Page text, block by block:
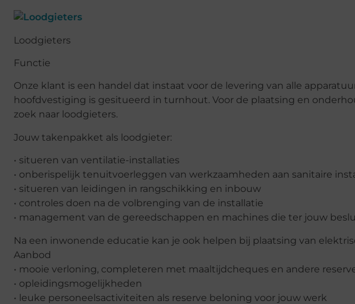
Loodgieters
Functie
Onze klant is een handel dat instaat voor de levering van alle
hoofdvestiging is gesitueerd in turnhout. Voor de plaatsing en
zoek naar loodgieters.
Jouw takenpakket als loodgieter:
• situeren van ventilatie-installaties
• onberispelijk tenuitvoerleggen van werkzaamheden aan sanitaire
• situeren van leidingen in rangschikking en inbouw
• controles doen na de volbrenging van de installatie
• management van de gereedschappen en machines die ter jouw
Na een inwonende educatie kan je ook helpen bij plaatsing van
Aanbod
• mooie verloning, completeren met maaltijdcheques en andere
• opleidingsmogelijkheden
• leuke personeelsactiviteiten als reserve beloning voor jouw werk